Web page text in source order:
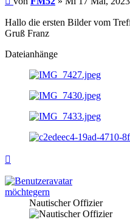
Hallo die ersten Bilder vom
Gruß Franz
Dateianhänge
möchtegern
Nautischer Offizier